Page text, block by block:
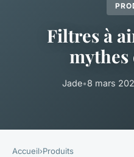
Filtres à
mythes
Jade•8 mars
Accueil›Produits